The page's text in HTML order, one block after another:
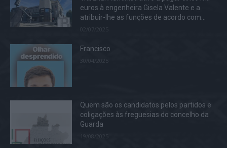
euros à engenheira Gisela Valente e a
atribuir-lhe as funções de acordo com...
02/07/2025
Francisco
30/04/2025
Quem são os candidatos pelos partidos e
coligações às freguesias do concelho da
Guarda
19/08/2025